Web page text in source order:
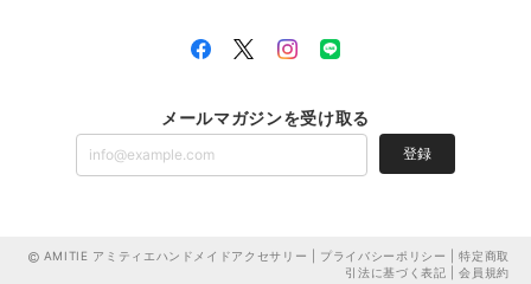
メールマガジンを受け取る
登録
AMITIE アミティエハンドメイドアクセサリー | プライバシーポリシー |特定商取
引法に基づく表記
|会員規約